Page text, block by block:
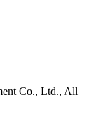
Co., Ltd., All